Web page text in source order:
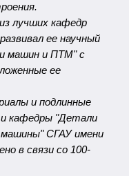
лучших кафедр
ее научный
машин и ПТМ" с
ее
и подлинные
кафедры "Детали
СГАУ имени
в связи со 100-